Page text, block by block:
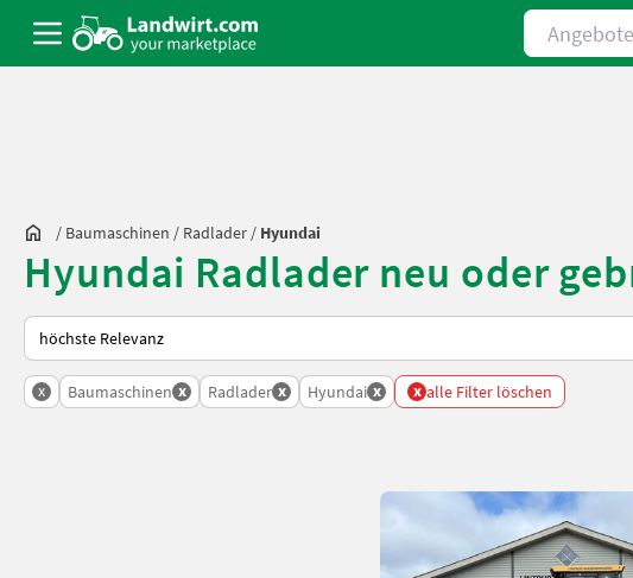
Angebote
/ Baumaschinen / Radlader / Hyundai
Hyundai Radlader neu oder
So wird auf Landwirt.com sortiert
x Baumaschinen x Radlader x Hyundai x x alle Filter löschen